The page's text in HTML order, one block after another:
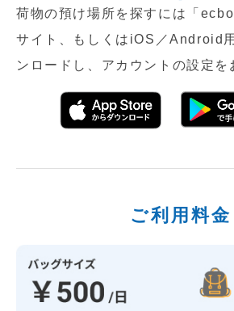
荷物の預け場所を探すには「
サイト、もしくはiOS／Android
ンロードし、アカウントの設定を
ご利用料金